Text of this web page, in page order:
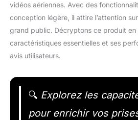
vidéos aériennes. Avec des
conception légère, il attire l’attention
grand public. Décryptons ce produit en
caractéristiques essentielles et ses
avis utilisateurs.
🔍 Explorez les
pour enrichir vos